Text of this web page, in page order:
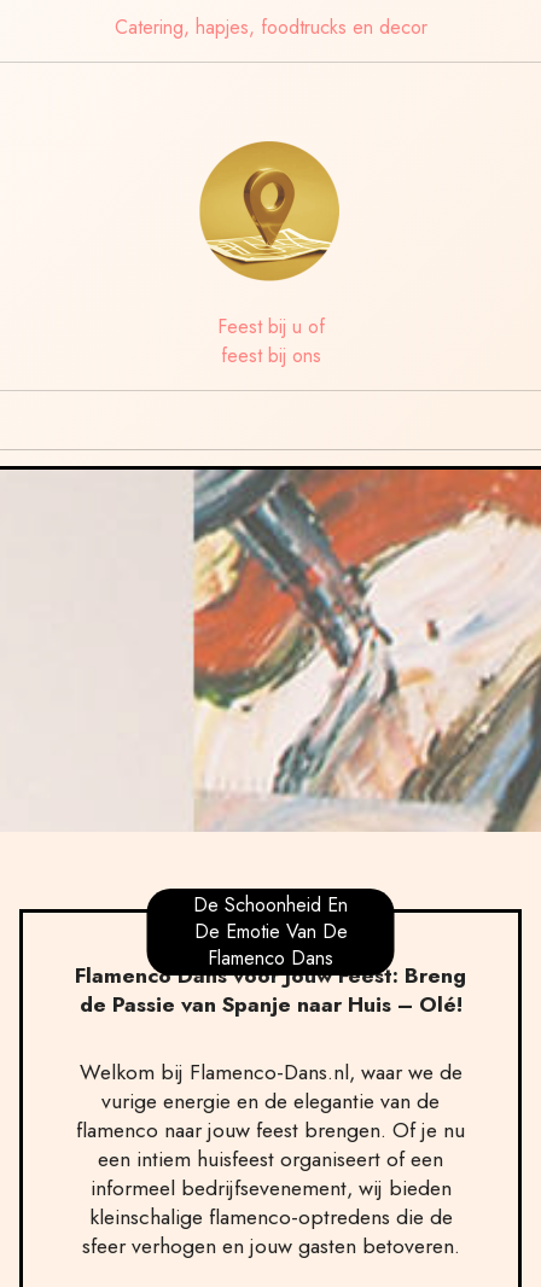
Catering, hapjes, foodtrucks en decor
Feest bij u of
feest bij ons
De Schoonheid En
De Emotie Van De
Flamenco Dans
Flamenco Dans voor Jouw Feest: Breng
de Passie van Spanje naar Huis – Olé!
Welkom bij Flamenco-Dans.nl, waar we de
vurige energie en de elegantie van de
flamenco naar jouw feest brengen. Of je nu
een intiem huisfeest organiseert of een
informeel bedrijfsevenement, wij bieden
kleinschalige flamenco-optredens die de
sfeer verhogen en jouw gasten betoveren.